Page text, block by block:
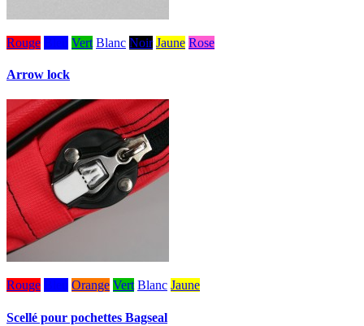
Rouge Vert Blanc Noir Jaune Rose
Arrow lock
Rouge Orange Vert Blanc Jaune
Scellé pour pochettes Bagseal